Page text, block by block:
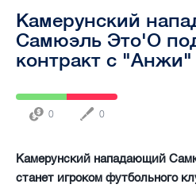
Камерунский
Самюэль Это'О
контракт с "Анжи"
0 0
Камерунский нападающий
станет игроком футбольного